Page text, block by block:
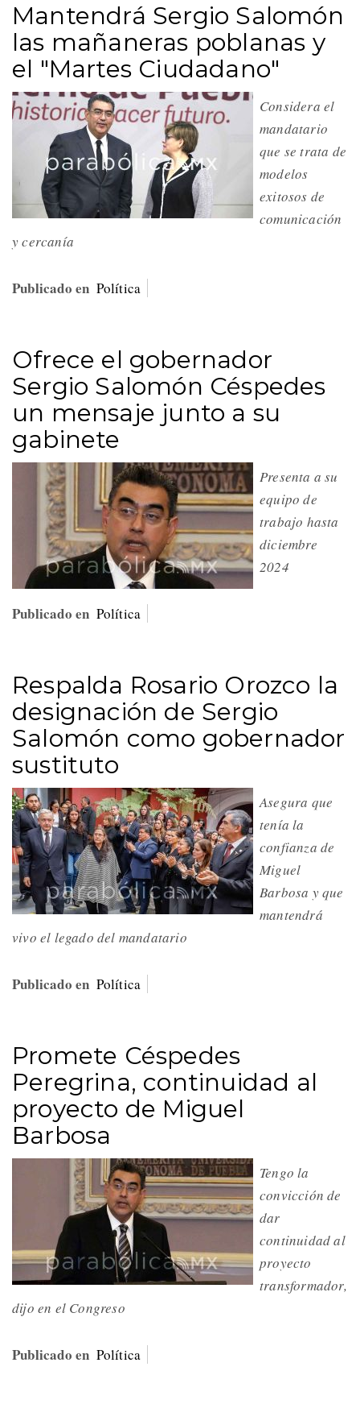
Mantendrá Sergio Salomón
las mañaneras poblanas y
el "Martes Ciudadano"
Considera el
mandatario
que se trata de
modelos
exitosos de
comunicación
y cercanía
Publicado en Política
Ofrece el gobernador
Sergio Salomón Céspedes
un mensaje junto a su
gabinete
Presenta a su
equipo de
trabajo hasta
diciembre
2024
Publicado en Política
Respalda Rosario Orozco la
designación de Sergio
Salomón como gobernador
sustituto
Asegura que
tenía la
confianza de
Miguel
Barbosa y que
mantendrá
vivo el legado del mandatario
Publicado en Política
Promete Céspedes
Peregrina, continuidad al
proyecto de Miguel
Barbosa
Tengo la
convicción de
dar
continuidad al
proyecto
transformador,
dijo en el Congreso
Publicado en Política